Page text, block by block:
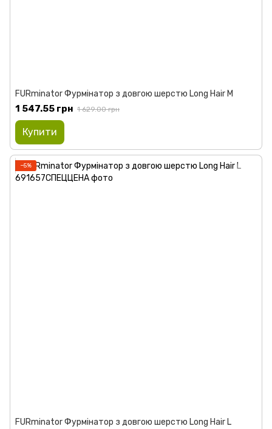
FURminator Фурмінатор з довгою шерстю Long Hair M
1 547.55 грн 1 629.00 грн
Купити
−5%
FURminator Фурмінатор з довгою шерстю Long Hair L